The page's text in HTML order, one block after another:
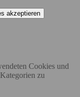
akzeptieren
Cookies und
zu